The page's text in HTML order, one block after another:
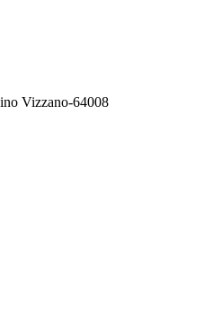
Vizzano-64008